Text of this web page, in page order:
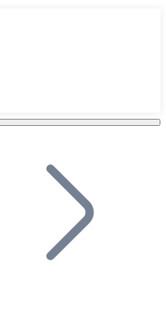
en tu plataforma.
en tu negocio y permite que
ecosistema.